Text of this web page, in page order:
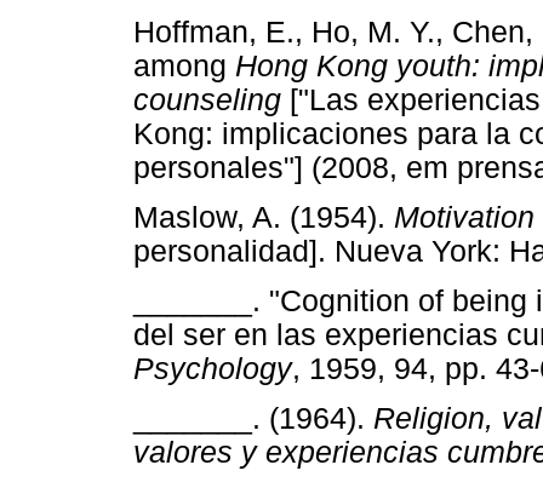
Hoffman, E., Ho, M. Y.,
among Hong Kong youth:
counseling ["Las
Kong: implicaciones para la
personales"] (2008, em
Maslow, A. (1954).
personalidad]. Nueva
_______. "Cognition of
del ser en las experiencias
Psychology, 1959, 94,
_______. (1964). Religion,
valores y experiencias